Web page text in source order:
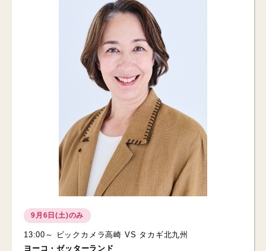
9月6日(土)のみ
13:00～ ビックカメラ高崎 VS タカギ北九州
ヨーコ・ゼッターランド